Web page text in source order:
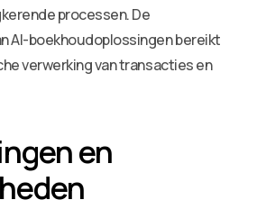
processen. De
AI-boekhoudoplossingen bereikt
verwerking van transacties en
en